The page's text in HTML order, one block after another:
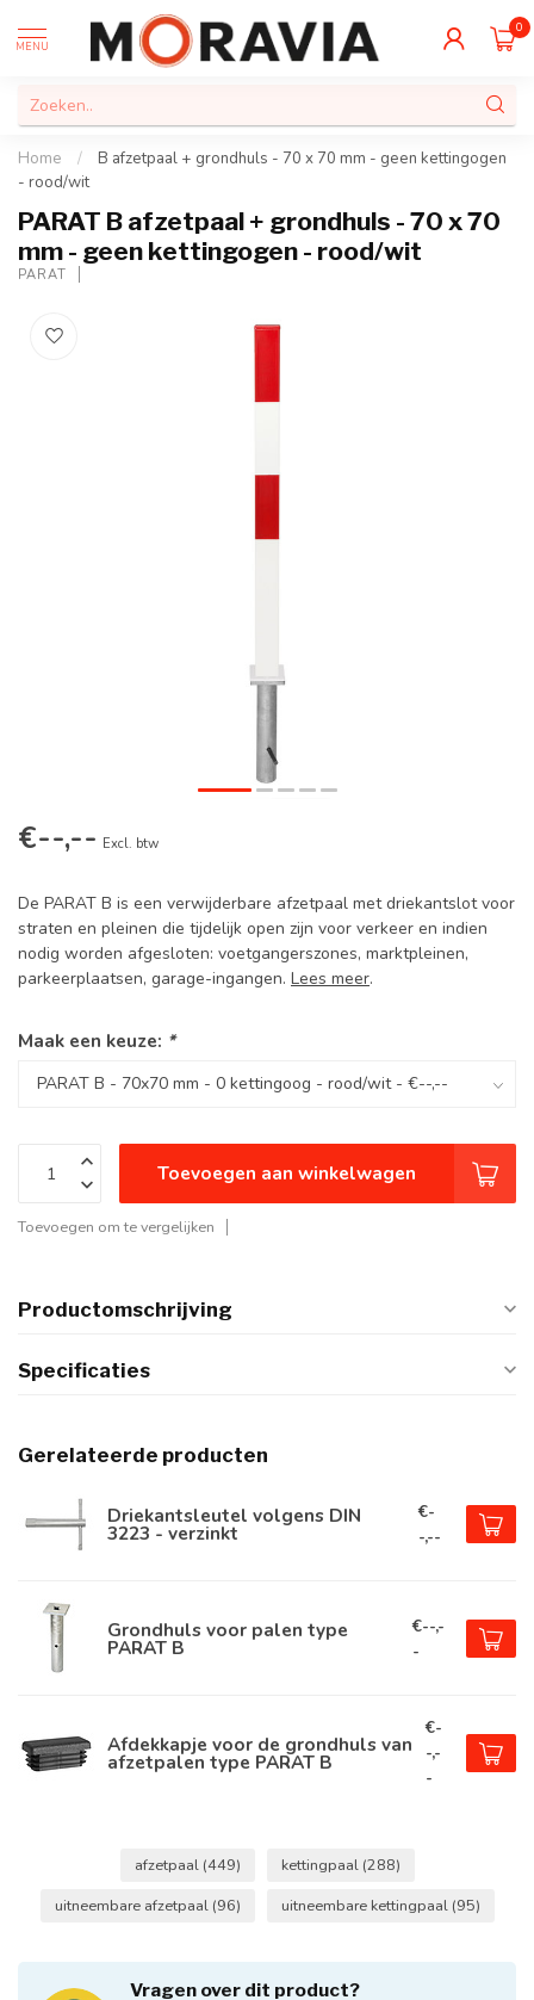
MENU
0
Home /
B afzetpaal + grondhuls - 70 x 70 mm - geen kettingogen
- rood/wit
PARAT B afzetpaal + grondhuls - 70 x 70
mm - geen kettingogen - rood/wit
PARAT
€--,-- Excl. btw
De PARAT B is een verwijderbare afzetpaal met driekantslot voor
straten en pleinen die tijdelijk open zijn voor verkeer en indien
nodig worden afgesloten: voetgangerszones, marktpleinen,
parkeerplaatsen, garage-ingangen. Lees meer.
Maak een keuze: *
Toevoegen aan winkelwagen
Toevoegen om te vergelijken
Productomschrijving
Specificaties
Gerelateerde producten
Driekantsleutel volgens DIN
3223 - verzinkt
€-
-,--
Grondhuls voor palen type
PARAT B
€--,-
-
Afdekkapje voor de grondhuls van
afzetpalen type PARAT B
€-
-,-
-
afzetpaal (449) kettingpaal (288)
uitneembare afzetpaal (96) uitneembare kettingpaal (95)
Vragen over dit product?